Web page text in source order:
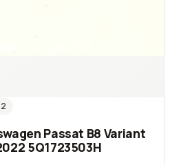
Passat B8 Variant
5Q1723503H